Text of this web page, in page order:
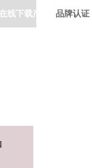
线下载产品 品牌认证